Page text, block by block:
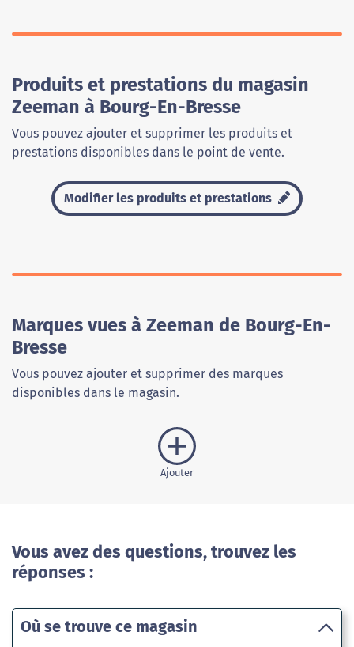
Produits et prestations du magasin
Zeeman à Bourg-En-Bresse
Vous pouvez ajouter et supprimer les produits et
prestations disponibles dans le point de vente.
Modifier les produits et prestations
Marques vues à Zeeman de Bourg-En-
Bresse
Vous pouvez ajouter et supprimer des marques
disponibles dans le magasin.
Ajouter
Vous avez des questions, trouvez les
réponses :
Où se trouve ce magasin